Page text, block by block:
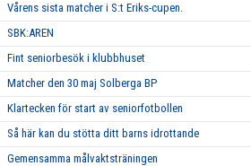
Vårens sista matcher i S:t Eriks-cupen.
SBK:AREN
Fint seniorbesök i klubbhuset
Matcher den 30 maj Solberga BP
Klartecken för start av seniorfotbollen
Så här kan du stötta ditt barns idrottande
Gemensamma målvaktsträningen